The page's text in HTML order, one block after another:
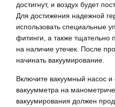
достигнут, и воздух будет
Для достижения надежной
использовать специальные
фитинги, а также тщательно
на наличие утечек. После
начинать вакуумирование.
Включите вакуумный насос и
вакуумметра на
вакуумирования должен